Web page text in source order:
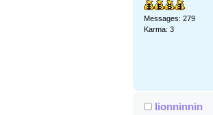
Messages: 279
Karma: 3
lionninnin